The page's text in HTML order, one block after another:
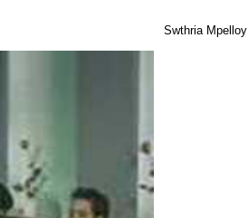
Swthria Mpelloy